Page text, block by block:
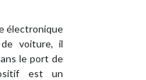
électronique
voiture, il
le port de
est un